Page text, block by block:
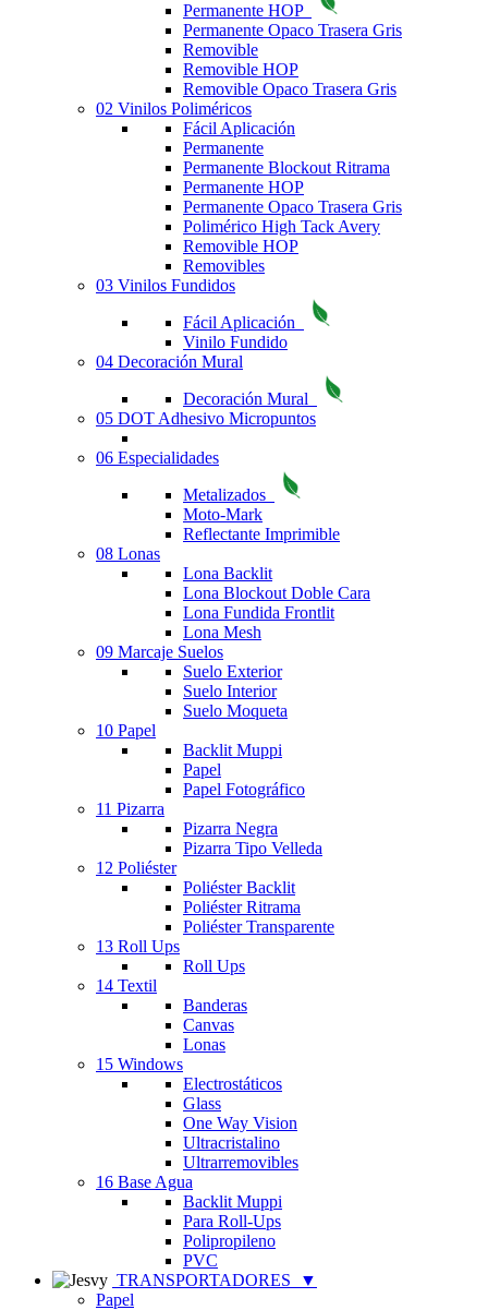
Permanente HOP
Permanente Opaco Trasera Gris
Removible
Removible HOP
Removible Opaco Trasera Gris
02 Vinilos Poliméricos
Fácil Aplicación
Permanente
Permanente Blockout Ritrama
Permanente HOP
Permanente Opaco Trasera Gris
Polimérico High Tack Avery
Removible HOP
Removibles
03 Vinilos Fundidos
Fácil Aplicación
Vinilo Fundido
04 Decoración Mural
Decoración Mural
05 DOT Adhesivo Micropuntos
06 Especialidades
Metalizados
Moto-Mark
Reflectante Imprimible
08 Lonas
Lona Backlit
Lona Blockout Doble Cara
Lona Fundida Frontlit
Lona Mesh
09 Marcaje Suelos
Suelo Exterior
Suelo Interior
Suelo Moqueta
10 Papel
Backlit Muppi
Papel
Papel Fotográfico
11 Pizarra
Pizarra Negra
Pizarra Tipo Velleda
12 Poliéster
Poliéster Backlit
Poliéster Ritrama
Poliéster Transparente
13 Roll Ups
Roll Ups
14 Textil
Banderas
Canvas
Lonas
15 Windows
Electrostáticos
Glass
One Way Vision
Ultracristalino
Ultrarremovibles
16 Base Agua
Backlit Muppi
Para Roll-Ups
Polipropileno
PVC
TRANSPORTADORES
▼
Papel